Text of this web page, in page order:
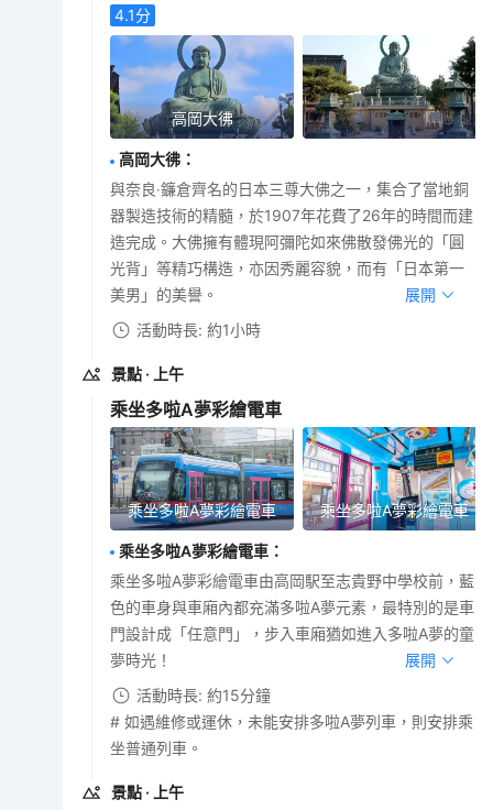
4.1分
高岡大彿
高岡大彿 ：
與奈良‧鐮倉齊名的日本三尊大佛之一，集合了當地銅
器製造技術的精髓，於1907年花費了26年的時間而建
造完成。大佛擁有體現阿彌陀如來佛散發佛光的「圓
光背」等精巧構造，亦因秀麗容貌，而有「日本第一
美男」的美譽。
展開
活動時長: 約1小時
景點 · 上午
乘坐多啦A夢彩繪電車
乘坐多啦A夢彩繪電車 乘坐多啦A夢彩繪電車
乘坐多啦A夢彩繪電車 ：
乘坐多啦A夢彩繪電車由高岡駅至志貴野中學校前，藍
色的車身與車廂內都充滿多啦A夢元素，最特別的是車
門設計成「任意門」，步入車廂猶如進入多啦A夢的童
夢時光！
展開
活動時長: 約15分鐘
# 如遇維修或運休，未能安排多啦A夢列車，則安排乘
坐普通列車。
景點 · 上午